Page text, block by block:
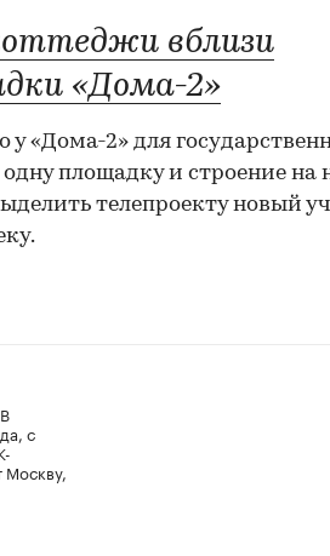
вблизи
«Дома-2»
у «Дома-2» для
площадку и строение на
телепроекту новый
с